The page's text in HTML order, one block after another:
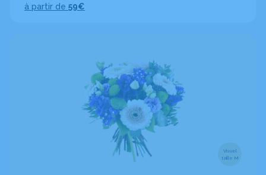
à partir de 59€
Visuel
taille M